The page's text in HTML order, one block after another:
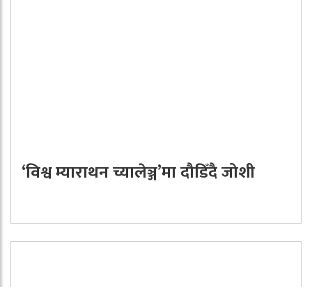
‘विश्व म्याराथन च्यालेञ्ज’मा दौडिँदै जोशी